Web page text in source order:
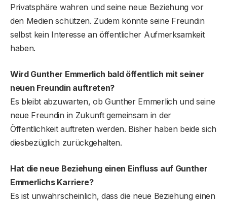
Privatsphäre wahren und seine neue Beziehung vor
den Medien schützen. Zudem könnte seine Freundin
selbst kein Interesse an öffentlicher Aufmerksamkeit
haben.
Wird Gunther Emmerlich bald öffentlich mit seiner
neuen Freundin auftreten?
Es bleibt abzuwarten, ob Gunther Emmerlich und seine
neue Freundin in Zukunft gemeinsam in der
Öffentlichkeit auftreten werden. Bisher haben beide sich
diesbezüglich zurückgehalten.
Hat die neue Beziehung einen Einfluss auf Gunther
Emmerlichs Karriere?
Es ist unwahrscheinlich, dass die neue Beziehung einen